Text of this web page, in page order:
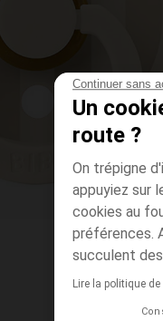
Continuer sans
Un
route ?
On trépigne
appuyiez sur
cookies au
préférences.
succulent
Lire la politique